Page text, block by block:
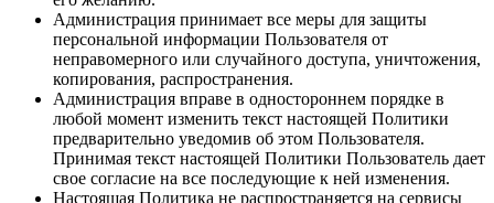
Администрация принимает все меры для защиты
персональной информации Пользователя от
неправомерного или случайного доступа, уничтожения,
копирования, распространения.
Администрация вправе в одностороннем порядке в
любой момент изменить текст настоящей Политики
предварительно уведомив об этом Пользователя.
Принимая текст настоящей Политики Пользователь дает
свое согласие на все последующие к ней изменения.
Настоящая Политика не распространяется на сервисы